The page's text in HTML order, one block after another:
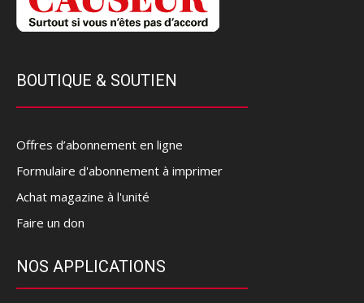
BOUTIQUE & SOUTIEN
Offres d’abonnement en ligne
Formulaire d'abonnement à imprimer
Achat magazine à l'unité
Faire un don
NOS APPLICATIONS